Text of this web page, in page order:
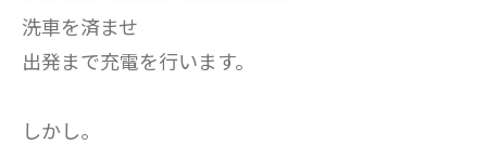
洗車を済ませ
出発まで充電を行います。
しかし。